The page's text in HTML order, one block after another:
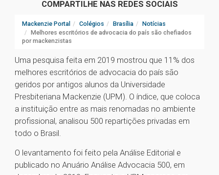
COMPARTILHE NAS REDES SOCIAIS
Mackenzie Portal Colégios Brasília
Notícias
Melhores escritórios de advocacia do país são chefiados
por mackenzistas
Uma pesquisa feita em 2019 mostrou que 11% dos
melhores escritórios de advocacia do país são
geridos por antigos alunos da Universidade
Presbiteriana Mackenzie (UPM). O índice, que coloca
a instituição entre as mais renomadas no ambiente
profissional, analisou 500 repartições privadas em
todo o Brasil.
O levantamento foi feito pela Análise Editorial e
publicado no Anuário Análise Advocacia 500, em